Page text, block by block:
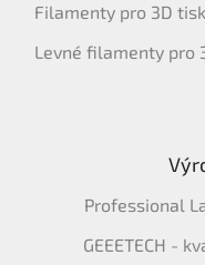
Filamenty pro 3D
Levné filamenty pro
Professional
GEEETECH -